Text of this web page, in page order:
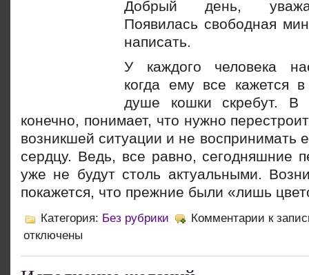
Добрый день,
Появилась свободная
написать.
У каждого человека
когда ему все кажется
душе кошки скребут. В
конечно, понимает, что нужно
возникшей ситуации и не воспринимать
сердцу. Ведь, все равно, сегодняшние
уже не будут столь актуальными.
покажется, что прежние были «лишь
Категория: Без рубрики Комментарии к
отключены